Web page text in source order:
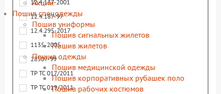
Акции
Пошив спецодежды
Пошив униформы
Пошив сигнальных жилетов
Пошив жилетов
Пошив одежды
Пошив медицинской одежды
Пошив корпоративных рубашек поло
Пошив рабочих костюмов
12.4.137-2001
12.4.187-97
12.4.295-2017
1135-2005
28507-99
ТР ТС 017/2011
ТР ТС 019/2011